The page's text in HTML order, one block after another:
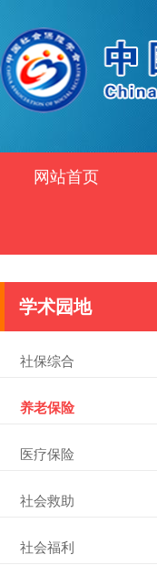
网站首页
学术园地
社保综合
养老保险
医疗保险
社会救助
社会福利